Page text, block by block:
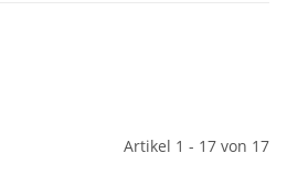
Artikel 1 - 17 von 17